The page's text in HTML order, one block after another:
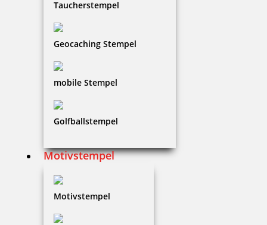
Taucherstempel
Geocaching Stempel
mobile Stempel
Golfballstempel
Motivstempel
Motivstempel